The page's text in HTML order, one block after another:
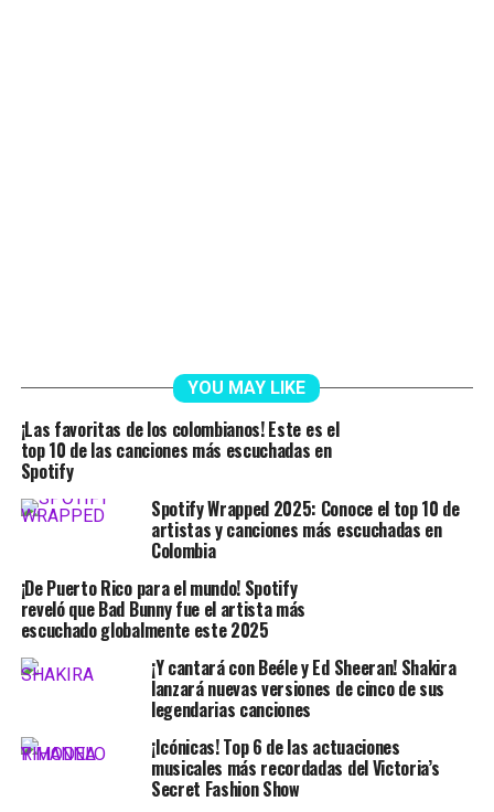
YOU MAY LIKE
¡Las favoritas de los colombianos! Este es el
top 10 de las canciones más escuchadas en
Spotify
Spotify Wrapped 2025: Conoce el top 10 de
artistas y canciones más escuchadas en
Colombia
¡De Puerto Rico para el mundo! Spotify
reveló que Bad Bunny fue el artista más
escuchado globalmente este 2025
¡Y cantará con Beéle y Ed Sheeran! Shakira
lanzará nuevas versiones de cinco de sus
legendarias canciones
¡Icónicas! Top 6 de las actuaciones
musicales más recordadas del Victoria’s
Secret Fashion Show